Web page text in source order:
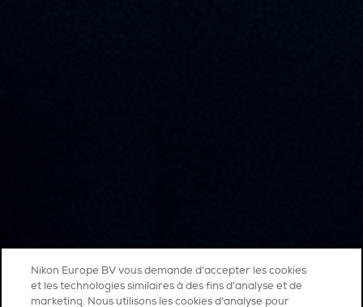
Nikon Europe BV vous demande d'accepter les cookies
et les technologies similaires à des fins d'analyse et de
marketing. Nous utilisons les cookies d’analyse pour